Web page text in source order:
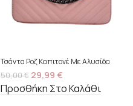
Τσάντα Ροζ Καπιτονέ Με Αλυσίδα
50,00€ 29,99 €
Προσθήκη Στο Καλάθι